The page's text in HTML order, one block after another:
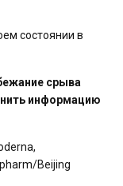
состоянии в
срыва
информацию
Beijing